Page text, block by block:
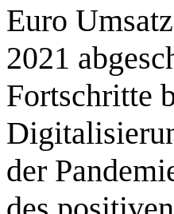
Euro
2021
Fortschritte
der